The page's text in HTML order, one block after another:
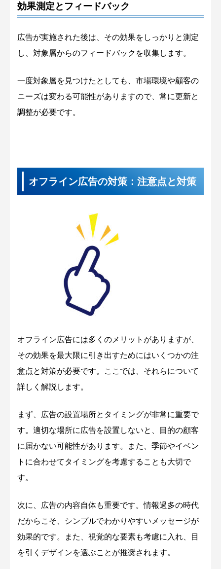
効果測定とフィードバック
広告が実施された後は、その効果をしっかりと測定
し、対象層からのフィードバックを収集します。
一度対象層を見つけたとしても、市場環境や顧客の
ニーズは変わる可能性がありますので、常に更新と
調整が必要です。
オフライン広告の対策：注意点と対策
オフライン広告には多くのメリットがありますが、
その効果を最大限に引き出すためにはいくつかの注
意点と対策が必要です。ここでは、それらについて
詳しく解説します。
まず、広告の設置場所とタイミングが非常に重要で
す。適切な場所に広告を設置しないと、目的の顧客
に届かない可能性があります。また、季節やイベン
トに合わせてタイミングを考慮することも大切で
す。
次に、広告の内容自体も重要です。情報過多の時代
だからこそ、シンプルでわかりやすいメッセージが
効果的です。また、視覚的な要素も考慮に入れ、目
を引くデザインを選ぶことが推奨されます。